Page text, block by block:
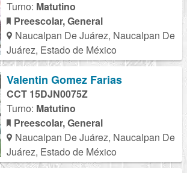
Turno: Matutino
Preescolar, General
Naucalpan De Juárez, Naucalpan De
Juárez, Estado de México
Valentin Gomez Farias
CCT 15DJN0075Z
Turno: Matutino
Preescolar, General
Naucalpan De Juárez, Naucalpan De
Juárez, Estado de México